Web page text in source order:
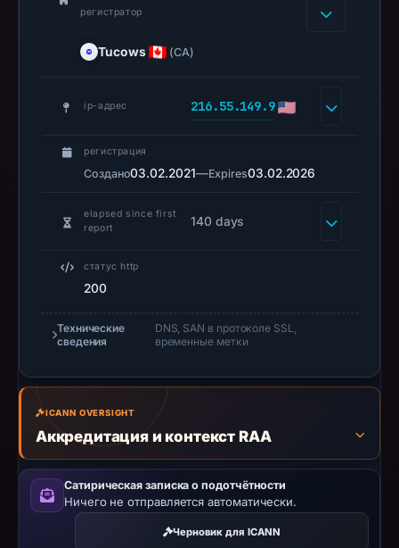
at
UTC.
Spamhaus
recorded
positive
2026
at
UTC.
URLScan
captured
the
on
Mar
регистратор
Tucows (CA)
ip-адрес 216.55.149.9
регистрация
Создано03.02.2021—Expires03.02.2026
elapsed since first
report
140 days
статус http
200
Технические
сведения
DNS, SAN в протоколе SSL,
временные метки
ICANN OVERSIGHT
Аккредитация и контекст RAA
Сатирическая записка о подотчётности
Ничего не отправляется автоматически.
Черновик для ICANN